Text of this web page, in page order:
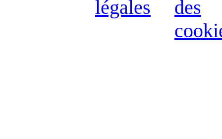
légales
des